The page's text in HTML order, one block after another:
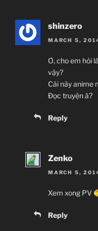
shinzero
MARCH 5,
Ơ, cho em hỏi
vậy?
Cái này anime
Đọc truyện à?
Reply
Zenko
MARCH 5,
Xem xong PV
Reply